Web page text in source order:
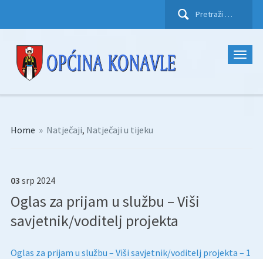
Pretraži:
Home » Natječaji, Natječaji u tijeku
03 srp 2024
Oglas za prijam u službu – Viši
savjetnik/voditelj projekta
Oglas za prijam u službu – Viši savjetnik/voditelj projekta – 1